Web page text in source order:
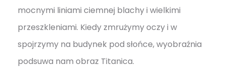
mocnymi liniami ciemnej blachy i wielkimi
przeszkleniami. Kiedy zmrużymy oczy i w
spojrzymy na budynek pod słońce, wyobraźnia
podsuwa nam obraz Titanica.